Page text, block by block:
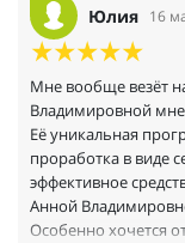
Владимировна,
Юлия 16
Мне вообще везёт
Владимировной
Её уникальная
проработка в виде
эффективное
Анной
Особенно хочется